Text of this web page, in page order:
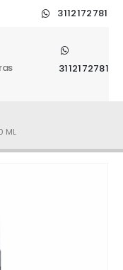
3112172781
3112172781
ML